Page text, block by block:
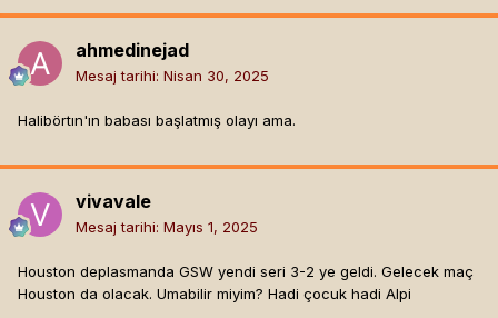
ahmedinejad
Mesaj tarihi: Nisan 30, 2025
Halibörtın'ın babası başlatmış olayı ama.
vivavale
Mesaj tarihi: Mayıs 1, 2025
Houston deplasmanda GSW yendi seri 3-2 ye geldi. Gelecek maç
Houston da olacak. Umabilir miyim? Hadi çocuk hadi Alpi